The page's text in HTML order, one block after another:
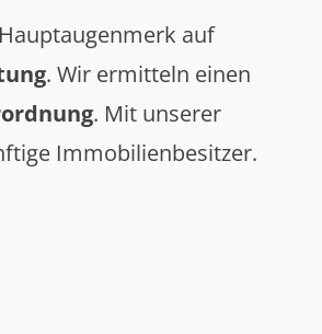
auf
. Wir ermitteln einen
. Mit unserer
Immobilienbesitzer.